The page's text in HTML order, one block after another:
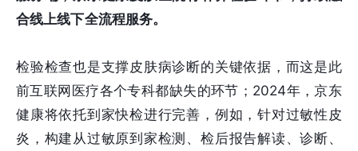
合线上线下全流程服务。
检验检查也是支撑皮肤病诊断的关键依据，而这是此
前互联网医疗各个专科都缺失的环节；2024年，京东
健康将依托到家快检进行完善，例如，针对过敏性皮
炎，构建从过敏原到家检测、检后报告解读、诊断、